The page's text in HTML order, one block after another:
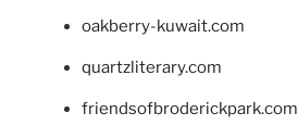
oakberry-kuwait.com
quartzliterary.com
friendsofbroderickpark.com